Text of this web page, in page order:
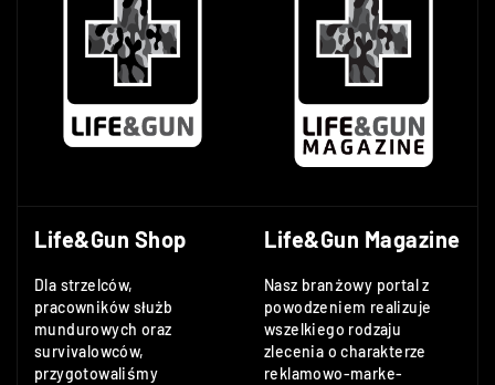
Life&Gun Shop
Dla strzelców,
pracowników służb
mundurowych oraz
survivalowców,
przygotowaliśmy
Life&Gun Magazine
Nasz branżowy portal z
powodzeniem realizuje
wszelkiego rodzaju
zlecenia o charakterze
reklamowo-marke-